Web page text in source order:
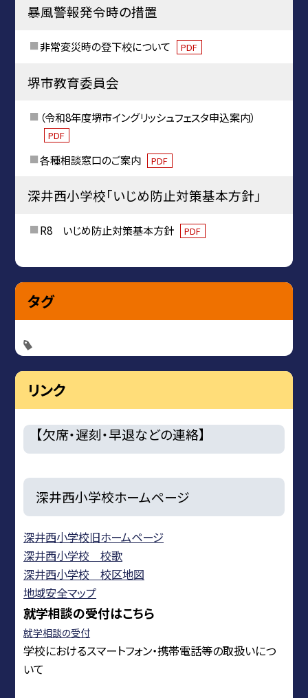
暴風警報発令時の措置
非常変災時の登下校について PDF
堺市教育委員会
（令和8年度堺市イングリッシュフェスタ申込案内）
PDF
各種相談窓口のご案内 PDF
深井西小学校「いじめ防止対策基本方針」
R8 いじめ防止対策基本方針 PDF
タグ
リンク
【欠席・遅刻・早退などの連絡】
深井西小学校ホームページ
深井西小学校旧ホームページ
深井西小学校 校歌
深井西小学校 校区地図
地域安全マップ
就学相談の受付はこちら
就学相談の受付
学校におけるスマートフォン・携帯電話等の取扱いにつ
いて